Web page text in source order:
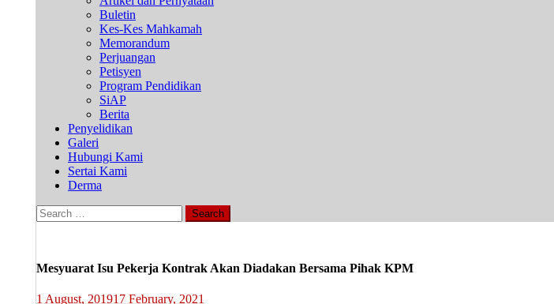
Buletin
Kes-Kes Mahkamah
Memorandum
Perjuangan
Petisyen
Program Pendidikan
SiAP
Berita
Penyelidikan
Galeri
Hubungi Kami
Sertai Kami
Derma
Search
for:
Mesyuarat Isu Pekerja Kontrak Akan Diadakan Bersama Pihak KPM
1 August, 201917 February, 2021